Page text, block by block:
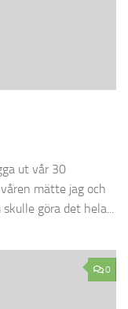
ut vår 30
mätte jag och
göra det hela...
0